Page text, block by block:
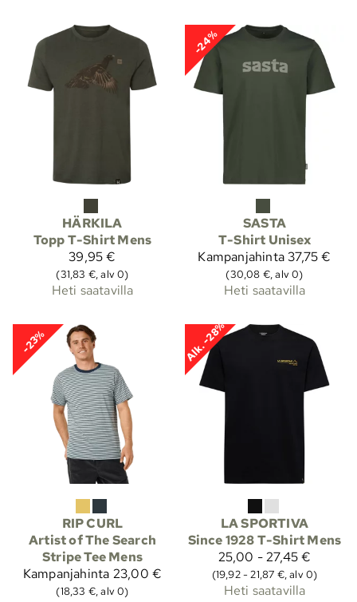
HÄRKILA
Topp T-Shirt Mens
39,95 €
(31,83 €, alv 0)
Heti saatavilla
-24%
SASTA
T-Shirt Unisex
Kampanjahinta37,75 €
(30,08 €, alv 0)
Heti saatavilla
-23%
RIP CURL
Artist of The Search
Stripe Tee Mens
Kampanjahinta 23,00 €
(18,33 €, alv 0)
Alk. -28%
LA SPORTIVA
Since 1928 T-Shirt Mens
25,00 - 27,45 €
(19,92 - 21,87 €, alv 0)
Heti saatavilla